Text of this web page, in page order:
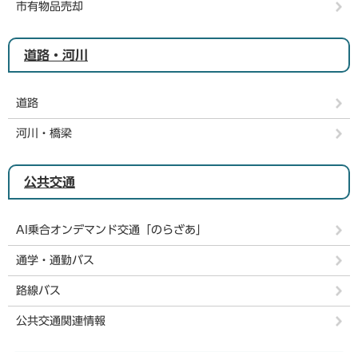
市有物品売却
道路・河川
道路
河川・橋梁
公共交通
AI乗合オンデマンド交通「のらざあ」
通学・通勤バス
路線バス
公共交通関連情報